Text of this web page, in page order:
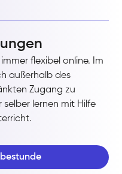
flexibel online. Im
außerhalb des
Zugang zu
selber lernen mit Hilfe